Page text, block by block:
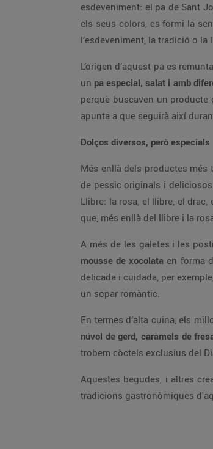
esdeveniment: el pa de Sant
els seus colors, es formi la
l’esdeveniment, la tradició o
L’origen d’aquest pa es
un pa especial, salat i amb
perquè buscaven un
apunta a que seguirà així
Dolços diversos, però especials
Més enllà dels productes
de pessic originals i
Llibre: la rosa, el llibre, el
que, més enllà del llibre i la
A més de les galetes i les
mousse de xocolata en forma
delicada i cuidada, per
un sopar romàntic.
En termes d’alta cuina, els
núvol de gerd, caramels de
trobem còctels exclusius del
Aquestes begudes, i altres
tradicions gastronòmiques